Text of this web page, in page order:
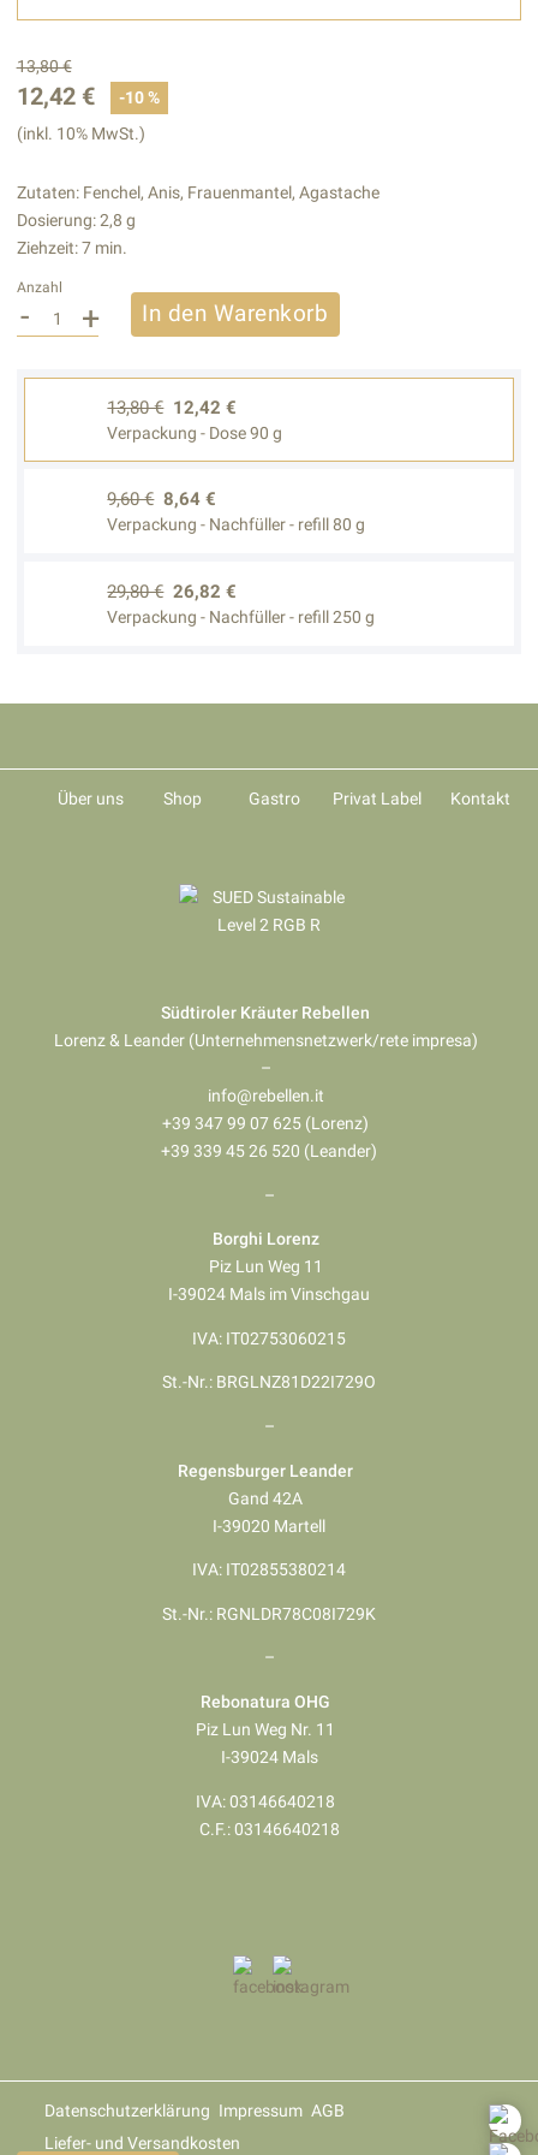
13,80 €
12,42 €
-10 %
(inkl. 10% MwSt.)
Zutaten: Fenchel, Anis, Frauenmantel, Agastache
Dosierung: 2,8 g
Ziehzeit: 7 min.
Anzahl
- + In den Warenkorb
13,80 € 12,42 €
Verpackung - Dose 90 g
9,60 € 8,64 €
Verpackung - Nachfüller - refill 80 g
29,80 € 26,82 €
Verpackung - Nachfüller - refill 250 g
Über uns Shop Gastro Privat Label Kontakt
Südtiroler Kräuter Rebellen
Lorenz & Leander (Unternehmensnetzwerk/rete impresa)
–
info@rebellen.it
+39 347 99 07 625 (Lorenz)
+39 339 45 26 520 (Leander)
–
Borghi Lorenz
Piz Lun Weg 11
I-39024 Mals im Vinschgau
IVA: IT02753060215
St.-Nr.: BRGLNZ81D22I729O
–
Regensburger Leander
Gand 42A
I-39020 Martell
IVA: IT02855380214
St.-Nr.: RGNLDR78C08I729K
–
Rebonatura OHG
Piz Lun Weg Nr. 11
I-39024 Mals
IVA: 03146640218
​​​​​​​C.F.: 03146640218
Datenschutzerklärung Impressum AGB
Liefer- und Versandkosten